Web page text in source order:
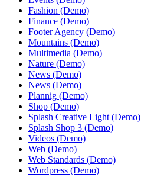
Fashion (Demo)
Finance (Demo)
Footer Agency (Demo)
Mountains (Demo)
Multimedia (Demo)
Nature (Demo)
News (Demo)
News (Demo)
Plannig (Demo)
Shop (Demo)
Splash Creative Light (Demo)
Splash Shop 3 (Demo)
Videos (Demo)
Web (Demo)
Web Standards (Demo)
Wordpress (Demo)